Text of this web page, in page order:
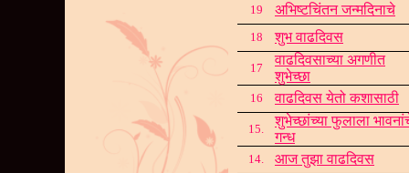
19 अभिष्टचिंतन जन्मदिनाचे
18 शुभ वाढदिवस
17
वाढदिवसाच्या अगणीत
शुभेच्छा
16 वाढदिवस येतो कशासाठी
15.
शुभेच्छांच्या फुलाला
गन्ध
14. आज तुझा वाढदिवस